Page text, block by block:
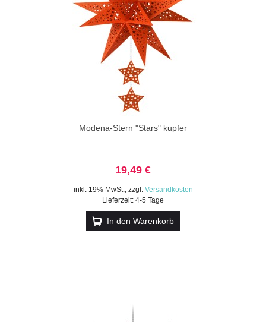
Modena-Stern "Stars" kupfer
19,49 €
inkl. 19% MwSt., zzgl. Versandkosten
Lieferzeit: 4-5 Tage
In den Warenkorb